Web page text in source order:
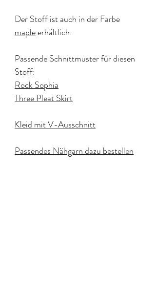
Der Stoff ist auch in der Farbe
mapleerhältlich.
Passende Schnittmuster für diesen
Stoff:
Rock Sophia
Three Pleat Skirt
Kleid mit V-Ausschnitt
Passendes Nähgarn dazu bestellen